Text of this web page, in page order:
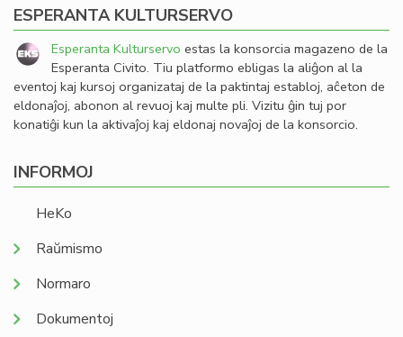
ESPERANTA KULTURSERVO
Esperanta Kulturservo estas la konsorcia magazeno de la
Esperanta Civito. Tiu platformo ebligas la aliĝon al la
eventoj kaj kursoj organizataj de la paktintaj establoj, aĉeton de
eldonaĵoj, abonon al revuoj kaj multe pli. Vizitu ĝin tuj por
konatiĝi kun la aktivaĵoj kaj eldonaj novaĵoj de la konsorcio.
INFORMOJ
HeKo
Raŭmismo
Normaro
Dokumentoj